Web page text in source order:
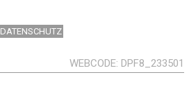
DATENSCHUTZ
WEBCODE DPF8_233501